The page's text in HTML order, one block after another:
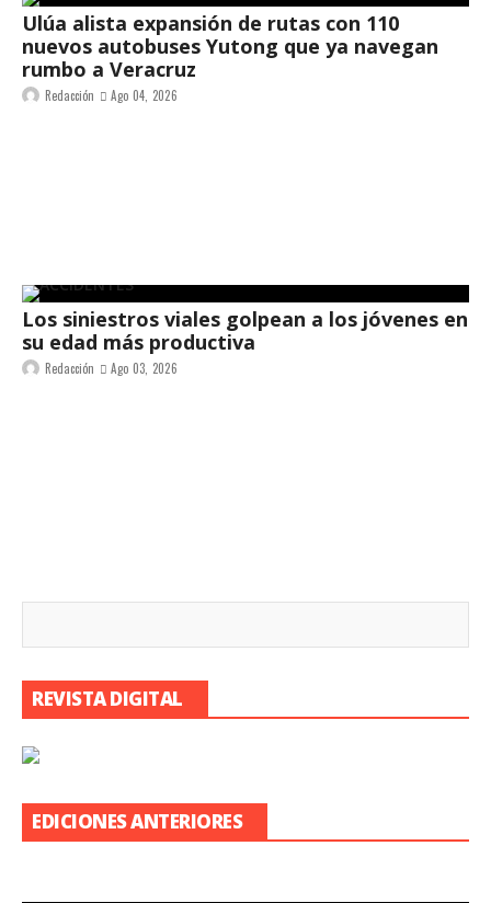
Ulúa alista expansión de rutas con 110
nuevos autobuses Yutong que ya navegan
rumbo a Veracruz
Redacción Ago 04, 2026
Los siniestros viales golpean a los jóvenes en
su edad más productiva
Redacción Ago 03, 2026
REVISTA DIGITAL
EDICIONES ANTERIORES